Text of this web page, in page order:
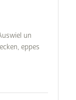
un
eppes